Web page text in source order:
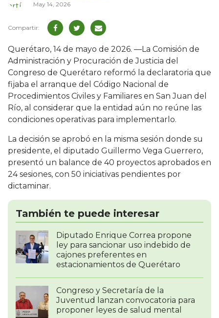
May 14, 2026
Querétaro, 14 de mayo de 2026. —La Comisión de
Administración y Procuración de Justicia del
Congreso de Querétaro reformó la declaratoria que
fijaba el arranque del Código Nacional de
Procedimientos Civiles y Familiares en San Juan del
Río, al considerar que la entidad aún no reúne las
condiciones operativas para implementarlo.
La decisión se aprobó en la misma sesión donde su
presidente, el diputado Guillermo Vega Guerrero,
presentó un balance de 40 proyectos aprobados en
24 sesiones, con 50 iniciativas pendientes por
dictaminar.
También te puede interesar
Diputado Enrique Correa propone
ley para sancionar uso indebido de
cajones preferentes en
estacionamientos de Querétaro
Congreso y Secretaría de la
Juventud lanzan convocatoria para
proponer leyes de salud mental